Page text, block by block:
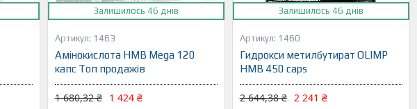
Залишилось 46 днів
1463
Амінокислота HMB Mega 120
капс Топ продажів
1 680,32 ₴ 1 424 ₴
Залишилось 46 днів
1460
Гидрокси метилбутират OLIMP
HMB 450 caps
2 644,38 ₴ 2 241 ₴